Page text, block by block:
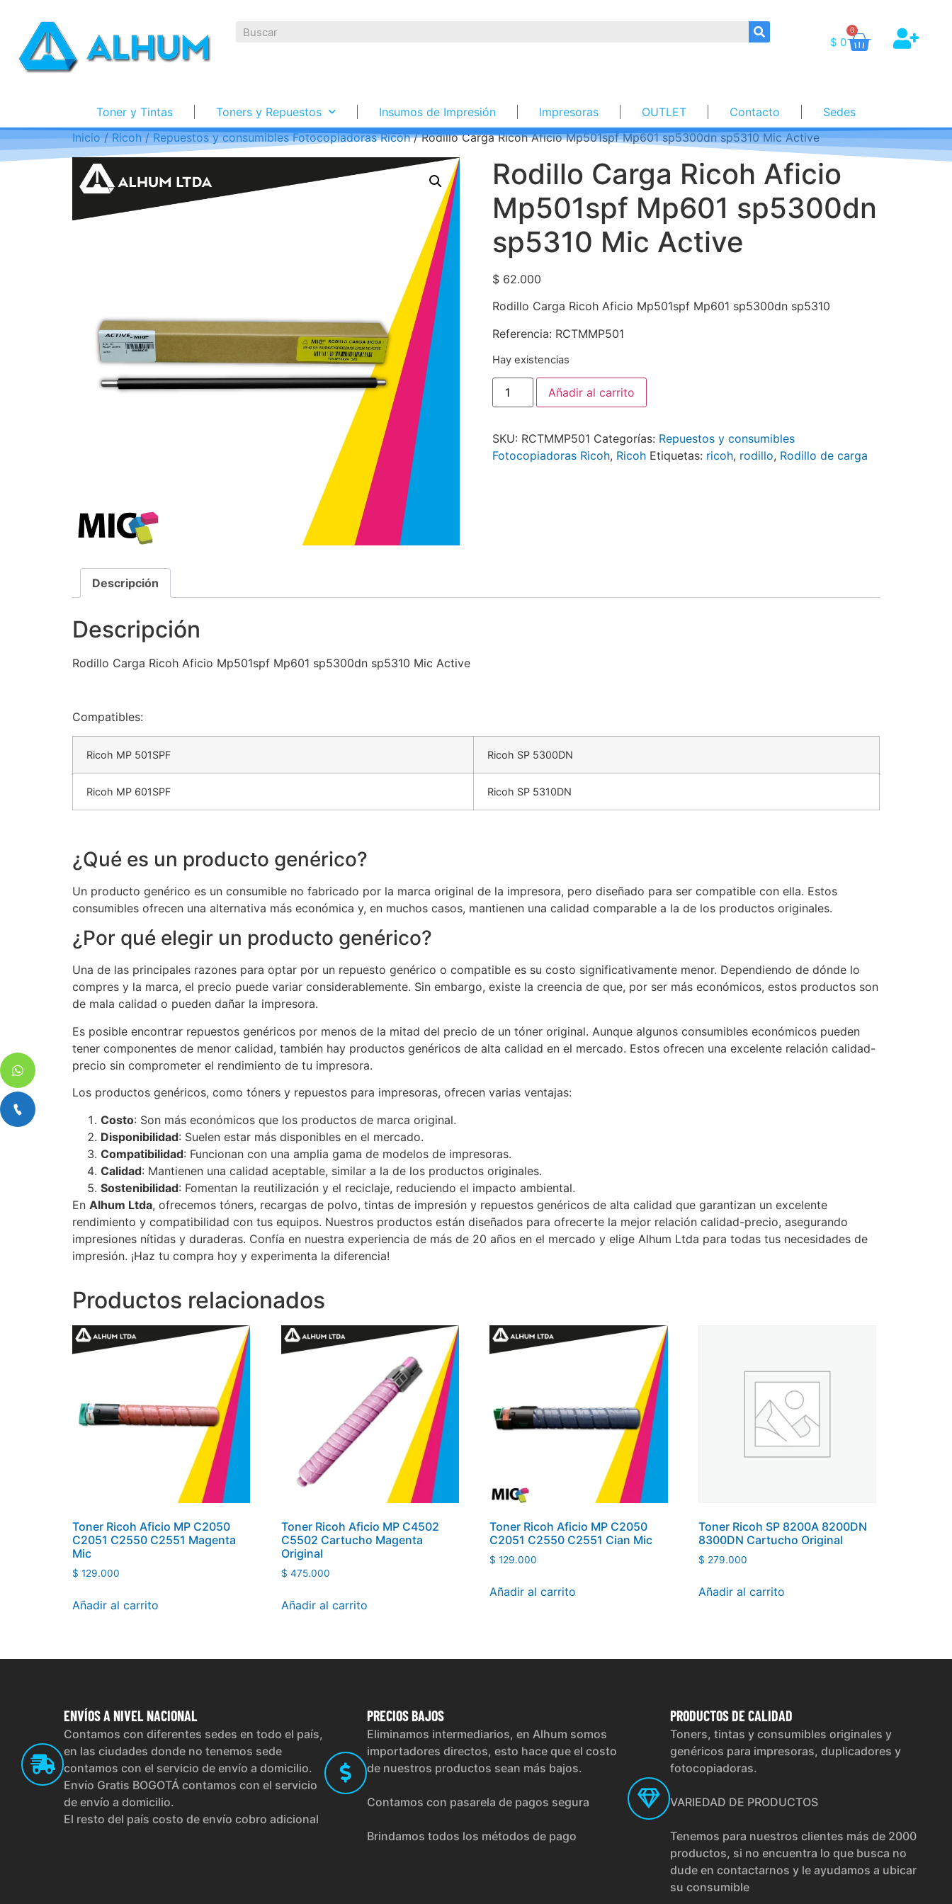
$ 0
0
Toner y Tintas Toners y Repuestos Insumos de Impresión Impresoras OUTLET Contacto
Sedes
Inicio/Ricoh/Repuestos y consumibles Fotocopiadoras Ricoh/ Rodillo Carga Ricoh Aficio Mp501spf Mp601 sp5300dn sp5310 Mic Active
Rodillo Carga Ricoh Aficio
Mp501spf Mp601 sp5300dn
sp5310 Mic Active
$62.000
Rodillo Carga Ricoh Aficio Mp501spf Mp601 sp5300dn sp5310
Referencia: RCTMMP501
Hay existencias
Añadir al carrito
SKU: RCTMMP501 Categorías: Repuestos y consumibles
Fotocopiadoras Ricoh, Ricoh Etiquetas: ricoh, rodillo, Rodillo de carga
Descripción
Descripción
Rodillo Carga Ricoh Aficio Mp501spf Mp601 sp5300dn sp5310 Mic Active
Compatibles:
Ricoh MP 501SPF Ricoh SP 5300DN
Ricoh MP 601SPF Ricoh SP 5310DN
¿Qué es un producto genérico?
Un producto genérico es un consumible no fabricado por la marca original de la impresora, pero diseñado para ser compatible con ella. Estos
consumibles ofrecen una alternativa más económica y, en muchos casos, mantienen una calidad comparable a la de los productos originales.
¿Por qué elegir un producto genérico?
Una de las principales razones para optar por un repuesto genérico o compatible es su costo significativamente menor. Dependiendo de dónde lo
compres y la marca, el precio puede variar considerablemente. Sin embargo, existe la creencia de que, por ser más económicos, estos productos son
de mala calidad o pueden dañar la impresora.
Es posible encontrar repuestos genéricos por menos de la mitad del precio de un tóner original. Aunque algunos consumibles económicos pueden
tener componentes de menor calidad, también hay productos genéricos de alta calidad en el mercado. Estos ofrecen una excelente relación calidad-
precio sin comprometer el rendimiento de tu impresora.
Los productos genéricos, como tóners y repuestos para impresoras, ofrecen varias ventajas:
Costo: Son más económicos que los productos de marca original.
Disponibilidad: Suelen estar más disponibles en el mercado.
Compatibilidad: Funcionan con una amplia gama de modelos de impresoras.
Calidad: Mantienen una calidad aceptable, similar a la de los productos originales.
Sostenibilidad: Fomentan la reutilización y el reciclaje, reduciendo el impacto ambiental.
En Alhum Ltda, ofrecemos tóners, recargas de polvo, tintas de impresión y repuestos genéricos de alta calidad que garantizan un excelente
rendimiento y compatibilidad con tus equipos. Nuestros productos están diseñados para ofrecerte la mejor relación calidad-precio, asegurando
impresiones nítidas y duraderas. Confía en nuestra experiencia de más de 20 años en el mercado y elige Alhum Ltda para todas tus necesidades de
impresión. ¡Haz tu compra hoy y experimenta la diferencia!
Productos relacionados
Toner Ricoh Aficio MP C2050
C2051 C2550 C2551 Magenta
Mic
$ 129.000
Añadir al carrito
Toner Ricoh Aficio MP C4502
C5502 Cartucho Magenta
Original
$ 475.000
Añadir al carrito
Toner Ricoh Aficio MP C2050
C2051 C2550 C2551 Cian Mic
$ 129.000
Añadir al carrito
Toner Ricoh SP 8200A 8200DN
8300DN Cartucho Original
$ 279.000
Añadir al carrito
ENVÍOSA NIVEL NACIONAL
Contamos con diferentes sedes en todo el país,
en las ciudades donde no tenemos sede
contamos con el servicio de envío a domicilio.
Envío Gratis BOGOTÁ contamos con el servicio
de envío a domicilio.
El resto del país costo de envío cobro adicional
PRECIOSBAJOS
Eliminamos intermediarios, en Alhum somos
importadores directos, esto hace que el costo
de nuestros productos sean más bajos.
Contamos con pasarela de pagos segura
Brindamos todos los métodos de pago
PRODUCTOSDE CALIDAD
Toners, tintas y consumibles originales y
genéricos para impresoras, duplicadores y
fotocopiadoras.
VARIEDAD DE PRODUCTOS
Tenemos para nuestros clientes más de 2000
productos, si no encuentra lo que busca no
dude en contactarnos y le ayudamos a ubicar
su consumible